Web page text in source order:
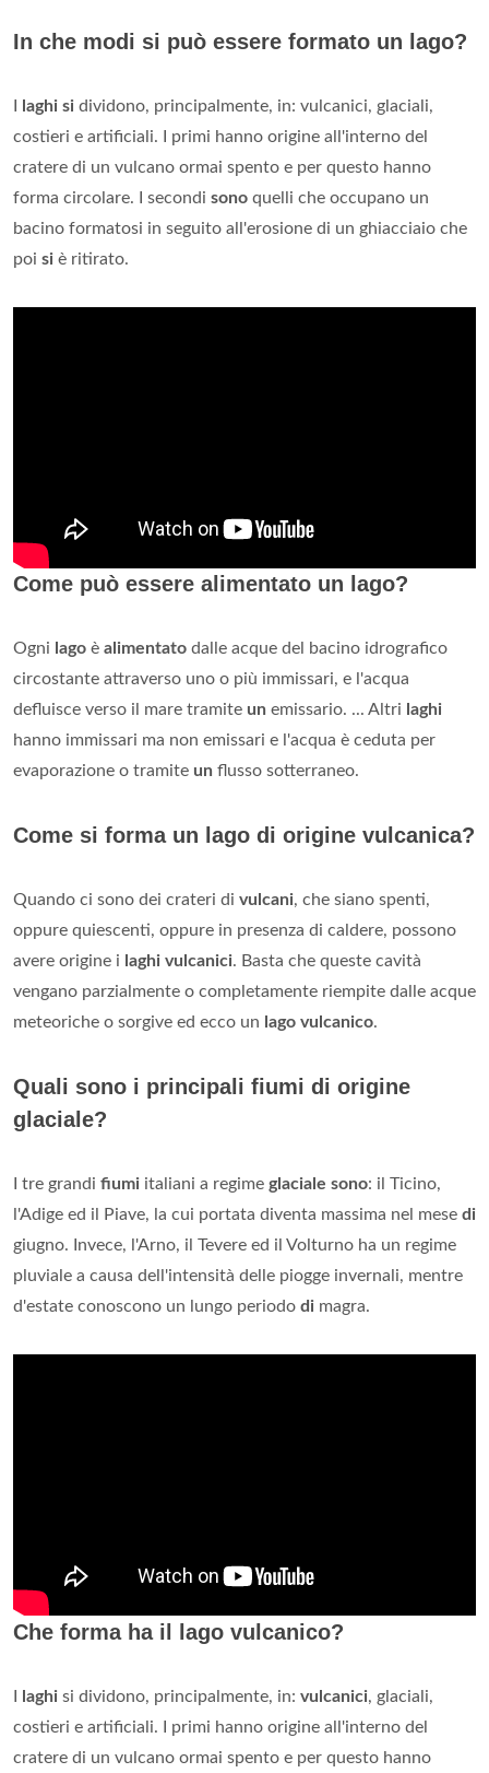
In che modi si può essere formato un lago?
laghi si dividono, principalmente, in: vulcanici, glaciali,
costieri e artificiali. I primi hanno origine all'interno del
cratere di un vulcano ormai spento e per questo hanno
forma circolare. I secondi sono quelli che occupano un
bacino formatosi in seguito all'erosione di un ghiacciaio che
poi si è ritirato.
Come può essere alimentato un lago?
Ogni lago è alimentato dalle acque del bacino idrografico
circostante attraverso uno o più immissari, e l'acqua
defluisce verso il mare tramite un emissario. ... Altri laghi
hanno immissari ma non emissari e l'acqua è ceduta per
evaporazione o tramite un flusso sotterraneo.
Come si forma un lago di origine vulcanica?
Quando ci sono dei crateri di vulcani, che siano spenti,
oppure quiescenti, oppure in presenza di caldere, possono
avere origine i laghi vulcanici. Basta che queste cavità
vengano parzialmente o completamente riempite dalle acque
meteoriche o sorgive ed ecco un lago vulcanico.
Quali sono i principali fiumi di origine
glaciale?
I tre grandi fiumi italiani a regime glaciale sono: il Ticino,
l'Adige ed il Piave, la cui portata diventa massima nel mese di
giugno. Invece, l'Arno, il Tevere ed il Volturno ha un regime
pluviale a causa dell'intensità delle piogge invernali, mentre
d'estate conoscono un lungo periodo di magra.
Che forma ha il lago vulcanico?
laghi si dividono, principalmente, in: vulcanici, glaciali,
costieri e artificiali. I primi hanno origine all'interno del
cratere di un vulcano ormai spento e per questo hanno